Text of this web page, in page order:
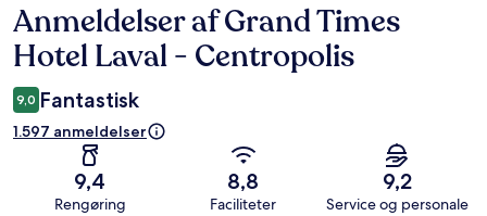
Anmeldelser
Anmeldelser af Grand Times
Hotel Laval - Centropolis
9,0 Fantastisk
1.597 anmeldelser
9,4
Rengøring
8,8
Faciliteter
9,2
Service og personale